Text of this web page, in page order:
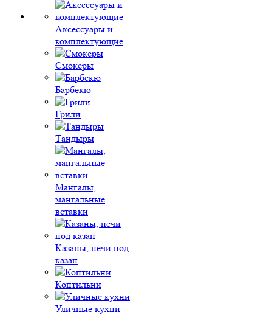
Аксессуары и
комплектующие
Смокеры
Барбекю
Грили
Тандыры
Мангалы,
мангальные
вставки
Казаны, печи под
казан
Коптильни
Уличные кухни